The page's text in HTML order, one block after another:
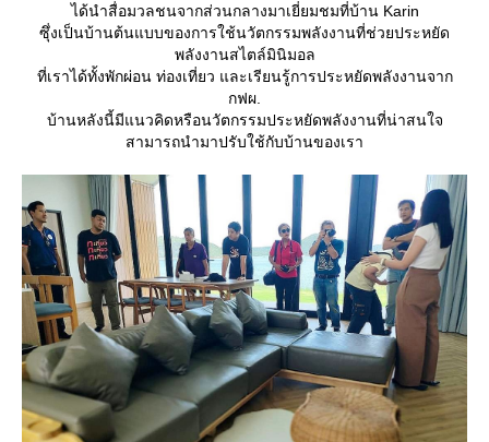
ได้นำสื่อมวลชนจากส่วนกลางมาเยี่ยมชมที่บ้าน Karin
ซุึ่งเป็นบ้านต้นแบบของการใช้นวัตกรรมพลังงานที่ช่วยประหยัด
พลังงานสไตล์มินิมอล
ที่เราได้ทั้งพักผ่อน ท่องเที่ยว และเรียนรู้การประหยัดพลังงานจาก
กฟผ.
บ้านหลังนี้มีแนวคิดหรือนวัตกรรมประหยัดพลังงานที่น่าสนใจ
สามารถนำมาปรับใช้กับบ้านของเรา